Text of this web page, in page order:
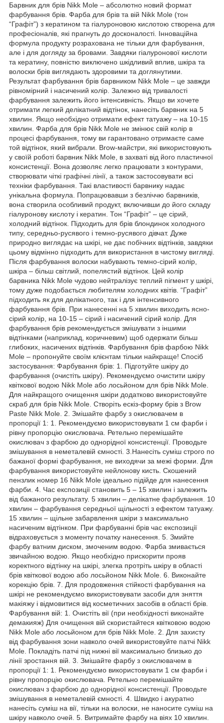
Барвник для брів Nikk Mole – абсолютно новий формат
фарбування брів. Фарба для брів та вій Nikk Mole (тон
“Графіт”) з кератином та гіалуроновою кислотою створена для
професіоналів, які прагнуть до досконалості. Інноваційна
формула продукту розрахована не тільки для фарбування,
але і для догляду за бровами. Завдяки гіалуронової кислоти
та кератину, повністю виключено шкідливий вплив, шкіра та
волоски брів виглядають здоровими та доглянутими.
Результат фарбування брів барвником Nikk Mole – це завжди
рівномірний і насичений колір. Залежно від тривалості
фарбування залежить його інтенсивність. Якщо ви хочете
отримати легкий делікатний відтінок, нанесіть барвник на 5
хвилин. Якщо необхідно отримати ефект татуажу – на 10-15
хвилин. Фарба для брів Nikk Mole не змінює свій колір в
процесі фарбування, тому ви гарантовано отримаєте саме
той відтінок, який вибрали. Brow-майстри, які використовують
у своїй роботі барвник Nikk Mole, в захваті від його пластичної
консистенції. Вона дозволяє легко працювати з контурами,
створювати чіткі графічні лінії, а також застосовувати всі
техніки фарбування. Такі властивості барвнику надає
унікальна формула. Попрацювавши з безліччю барвників,
вона створила особливий продукт, включивши до його складу
гіалуронову кислоту і кератин. Тон “Графіт” – це сірий,
холодний відтінок. Підходить для брів блондинок холодного
типу, середньо-русявого і темно-русявого дівчат. Дуже
природно виглядає на шкірі, не дає побічних відтінків, завдяки
цьому відмінно підходить для використання в чистому вигляді.
Після фарбування волоски набувають темно-сірий колір,
шкіра – більш світлий, попелястий відтінок. Цей колір
барвника Nikk Mole чудово нейтралізує теплий пігмент у шкірі,
тому дуже подобається любителям холодних квітів. “Графіт”
підходить як для делікатного, так і для інтенсивного
фарбування брів. При нанесенні на 5 хвилин виходить ясно-
сірий колір, на 10-15 – сірий і насичений сірий колір. Для
фарбування брів рекомендується змішувати з іншими
відтінками (наприклад, коричневим) щоб одержати більш
глибоких, насичених відтінків. Фарбування брів фарбою Nikk
Mole – пропонуйте своїм клієнтам тільки найкраще! Спосіб
застосування: Фарбування брів: 1. Підготуйте шкіру до
фарбування (очистіть шкіру). Рекомендуємо очистити шкіру
квіткової водою Nikk Mole або лосьйоном для брів Nikk Mole.
Для найкращого очищення шкіри додатково використовуйте
скраб для брів Nikk Mole. Створіть ескіз-форму брів з Brow
Paste Nikk Mole. 2. Змішайте фарбу з окислювачем в
пропорції 1: 1. Рекомендуємо використовувати 1 см фарби і
рівну пропорцію окислювача. Ретельно перемішайте
окислювач з фарбою до однорідної консистенції. Проводьте
змішування в неметалевій ємності. 3.Нанесіть суміш строго по
бажаної формі фарбування, не виходячи за межі форми. Для
фарбування використовуйте нейлонову кисть. Скошений
пензлик номер 16 Nikk Mole ідеально підійде для нанесення
фарби. 4. Час експозиції становить 5 – 15 хвилин і залежить
від бажаного результату. 5 хвилин – делікатне фарбування. 10
хвилин – фарбування середньої щільності з ефектом татуажу.
15 хвилин – щільне забарвлення шкіри з максимально
насиченим відтінком. При фарбуванні брів час експозиції
відраховується з моменту початку нанесення. 5. Змийте
фарбу ватним диском, змоченим водою. Фарба змивається
звичайною водою. Якщо необхідно прискорити прояв
коректного відтінку на шкірі, злегка протріть шкіру в області
брів квіткової водою або лосьйоном Nikk Mole. 6. Виконайте
корекцію брів. 7. Для продовження стійкості фарбування на
шкірі не рекомендуємо використовувати засоби для зняття
макіяжу і відмовитися від косметичних засобів в області брів.
Фарбування вій: 1. Очистіть вії (при необхідності виконайте
демакияж) Для очищення вій скористайтеся квітковою водою
Nikk Mole або лосьйоном для брів Nikk Mole. 2. Для захисту
від фарбування зони навколо очей використовуйте патчі Nikk
Mole. Покладіть патчі під нижні вії максимально близько до
лінії зростання вій. 3. Змішайте фарбу з окислювачем в
пропорції 1: 1. Рекомендуємо використовувати 1 см фарби і
рівну пропорцію окислювача. Ретельно перемішайте
окислювач з фарбою до однорідної консистенції. Проводьте
змішування в неметалевій ємності. 4. Швидко і акуратно
нанесіть суміш на вії, тільки на волоски, не наносите суміш на
шкіру навколо очей. 5. Витримайте фарбу на віях 10 хвилин.